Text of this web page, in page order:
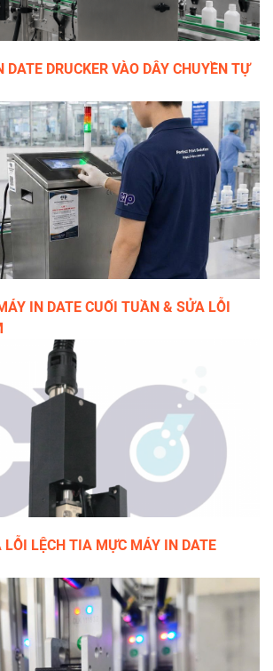
DRUCKER VÀO DÂY CHUYỀN TỰ
IN DATE CUỐI TUẦN & SỬA LỖI
LỖI LỆCH TIA MỰC MÁY IN DATE